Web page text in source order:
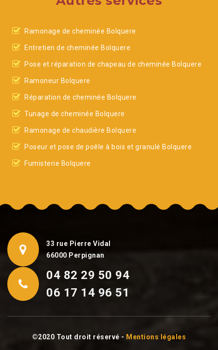
Ramonage de cheminée Bolquere
Entretien de cheminée Bolquere
Pose et réparation de chapeau de cheminée Bolquere
Ramoneur Bolquere
Réparation de cheminée Bolquere
Tunage de cheminée Bolquere
Ramonage de chaudière Bolquere
Poseur et pose de poêle à bois et granulé Bolquere
Fumisterie Bolquere
33 rue Pierre Vidal
66000 Perpignan
04 82 29 50 94
06 17 14 96 51
©2020 Tout droit réservé - Mentions légales